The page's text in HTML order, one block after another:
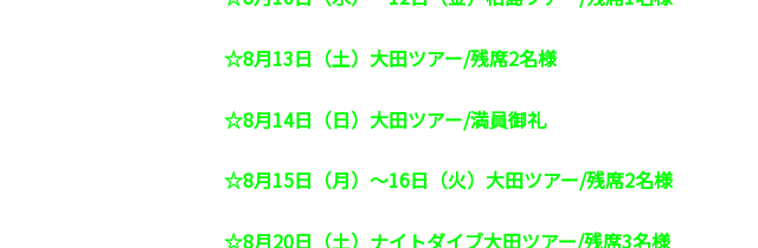
☆8月13日（土）大田ツアー/残席2名様
☆8月14日（日）大田ツアー/満員御礼
☆8月15日（月）～16日（火）大田ツアー/残席2名様
☆8月20日（土）ナイトダイブ大田ツアー/残席3名様